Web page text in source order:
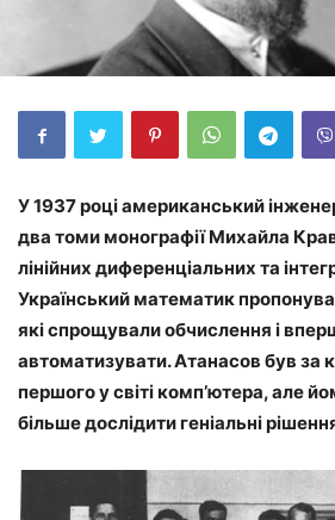
У 1937 році американський
два томи монографії Михайла
лінійних диференціальних та
Український математик
які спрощували обчислення і
автоматизувати. Атанасов був за
першого у світі комп’ютера, але
більше дослідити геніальні